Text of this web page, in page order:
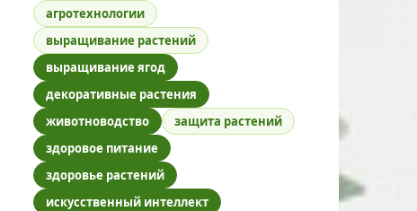
агротехнологии
выращивание растений
выращивание ягод
декоративные растения
животноводство
защита растений
здоровое питание
здоровье растений
искусственный интеллект